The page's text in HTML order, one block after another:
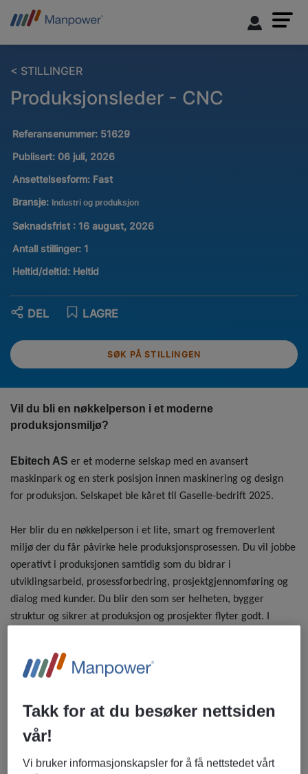
< STILLINGER
Produksjonsleder - CNC
Referansenummer: 51629
Publisert: 06 juli, 2026
Ansettelsesform: Fast
Bransje: Industri og produksjon
Søknadsfrist : 16 august, 2026
Antall stillinger: 1
Heltid/deltid: Heltid
SØK PÅ STILLINGEN
LAGRE
DEL
Vil du bli en nøkkelperson i et moderne
produksjonsmiljø?
Ebitech AS er et moderne selskap med en avansert
maskinpark og en sterk posisjon innen maskinering og design
for produksjon. Selskapet ble kåret til Gaselle-bedrift 2025.
Her blir du en nøkkelperson i et lite, smart og fremoverlent
miljø der du får påvirke hele produksjonsprosessen. Du vil jobbe
operativt i produksjonen samtidig som du bidrar i
utviklingsarbeid, prosessforbedring, prosjektgjennomføring og
dialog med kunder. Du blir den som ser helheten, bygger
struktur og sikrer at produksjon og prosjekter flyter godt. I
påvirkningskraft, korte linjer og muligheten til å forme både
prosesser og produksjon. Stillingen passer perfekt for deg som
vil bruke produksjonskompetansen din på et høyere nivå og som
Takk for at du besøker nettsiden
vår!
Vi bruker informasjonskapsler for å få nettstedet vårt